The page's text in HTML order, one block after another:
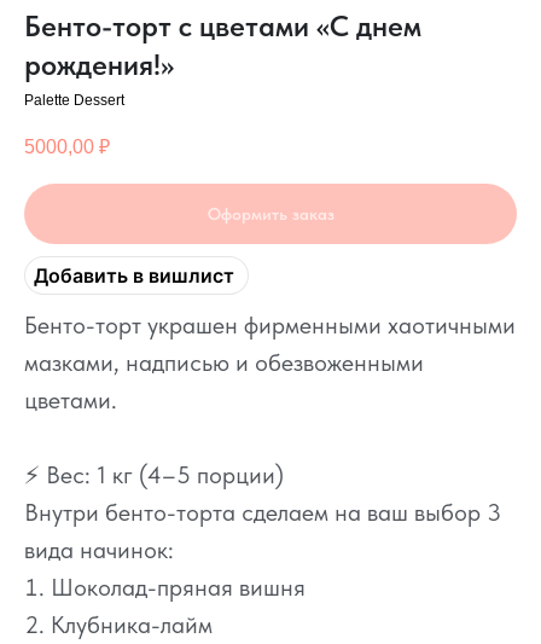
Бенто-торт с цветами «С днем
рождения!»
Palette Dessert
5000,00 ₽
Оформить заказ
Добавить в вишлист
Бенто-торт украшен фирменными хаотичными
мазками, надписью и обезвоженными
цветами.
⚡ Вес: 1 кг (4–5 порции)
Внутри бенто-торта сделаем на ваш выбор 3
вида начинок:
Шоколад-пряная вишня
Клубника-лайм